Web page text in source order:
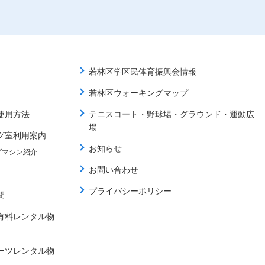
用方法
室利用案内
シン紹介
料レンタル物
ツレンタル物
若林区学区民体育振興会情報
若林区ウォーキングマップ
テニスコート・野球場・グラウンド・運動広
場
お知らせ
お問い合わせ
プライバシーポリシー